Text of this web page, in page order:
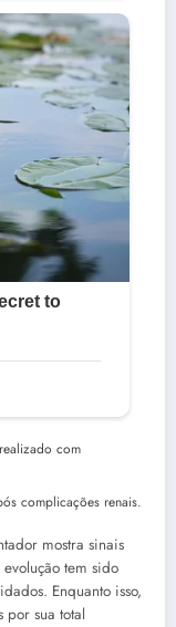
com
complicações renais.
mostra sinais
tem sido
Enquanto isso,
por sua total